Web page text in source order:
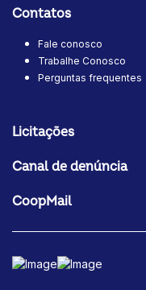
Contatos
Fale conosco
Trabalhe Conosco
Perguntas frequentes
Licitações
Canal de denúncia
CoopMail